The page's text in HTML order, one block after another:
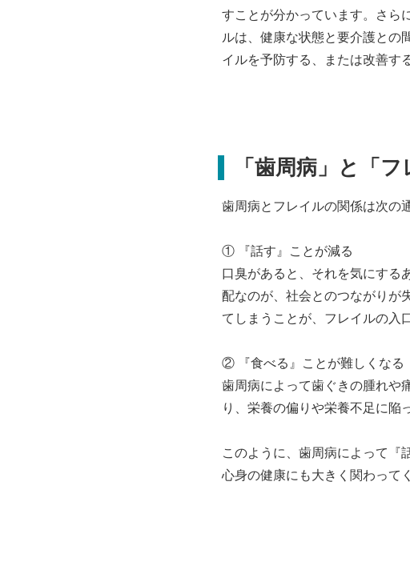
すことが分かっています。さら
ルは、健康な状態と要介護との
イルを予防する、または改善す
「歯周病」と「
歯周病とフレイルの関係は次の
① 『話す』ことが減る
口臭があると、それを気にする
配なのが、社会とのつながりが
てしまうことが、フレイルの入
② 『食べる』ことが難しくなる
歯周病によって歯ぐきの腫れや
り、栄養の偏りや栄養不足に陥
このように、歯周病によって『
心身の健康にも大きく関わって